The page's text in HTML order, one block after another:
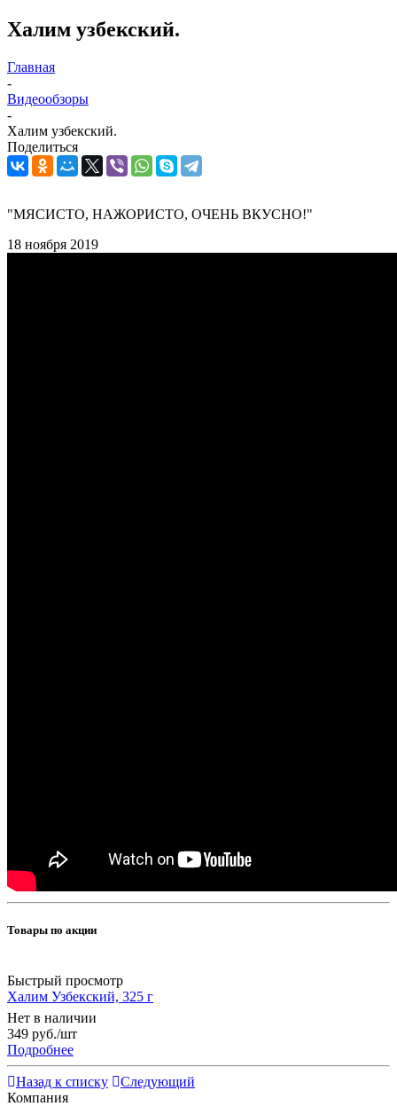
Халим узбекский.
Главная
-
Видеообзоры
-
Халим узбекский.
Поделиться
"МЯСИСТО, НАЖОРИСТО, ОЧЕНЬ ВКУСНО!"
18 ноября 2019
Товары по акции
Быстрый просмотр
Халим Узбекский, 325 г
Нет в наличии
349 руб./шт
Подробнее
Назад к списку
Следующий
Компания